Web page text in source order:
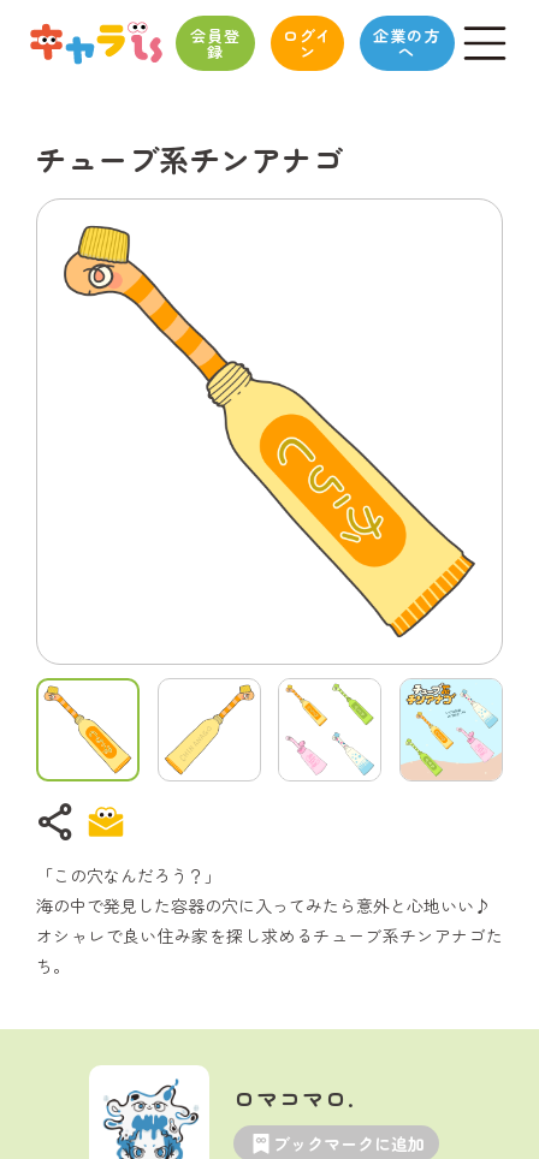
会員登
録
ログイ
ン
企業の方
へ
チューブ系チンアナゴ
share
「この穴なんだろう？」
海の中で発見した容器の穴に入ってみたら意外と心地いい♪
オシャレで良い住み家を探し求めるチューブ系チンアナゴた
ち。
ロマコマロ.
ブックマークに追加